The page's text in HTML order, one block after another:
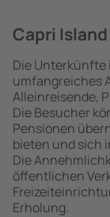
Capri
Die Unterkünfte
umfangreiches
Alleinreisende,
Die Besucher
Pensionen
bieten und sich
Die
öffentlichen
Erholung.